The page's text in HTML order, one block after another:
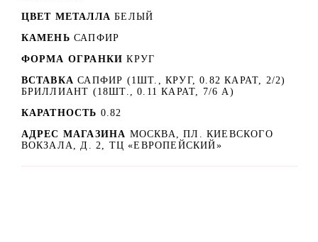
ЦВЕТ МЕТАЛЛА БЕЛЫЙ
КАМЕНЬ САПФИР
ФОРМА ОГРАНКИ КРУГ
ВСТАВКА САПФИР (1ШТ., КРУГ, 0.82 КАРАТ, 2/2)
БРИЛЛИАНТ (18ШТ., 0.11 КАРАТ, 7/6 А)
КАРАТНОСТЬ 0.82
АДРЕС МАГАЗИНА МОСКВА, ПЛ. КИЕВСКОГО
ВОКЗАЛА, Д. 2, ТЦ «ЕВРОПЕЙСКИЙ»